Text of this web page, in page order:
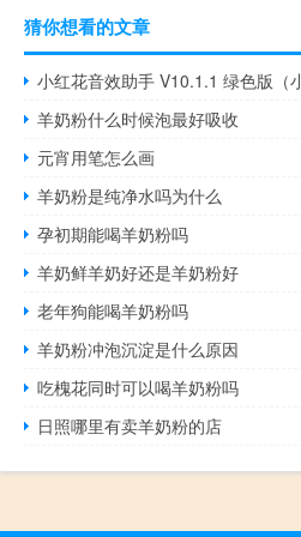
猜你想看的文章
羊奶粉什么时候泡最好吸收
元宵用笔怎么画
羊奶粉是纯净水吗为什么
孕初期能喝羊奶粉吗
羊奶鲜羊奶好还是羊奶粉好
老年狗能喝羊奶粉吗
羊奶粉冲泡沉淀是什么原因
吃槐花同时可以喝羊奶粉吗
日照哪里有卖羊奶粉的店